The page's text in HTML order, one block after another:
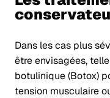
Dans les cas plus
être envisagées,
botulinique (Botox)
tension musculaire